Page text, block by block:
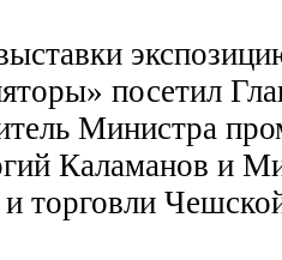
посетил
Министра
Каламанов и
торговли